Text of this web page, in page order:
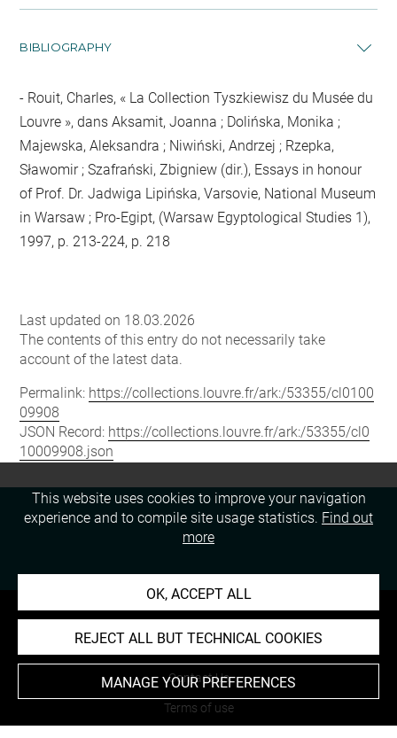
BIBLIOGRAPHY
Rouit, Charles, « La Collection Tyszkiewisz du Musée du
Louvre », dans Aksamit, Joanna ; Dolińska, Monika ;
Majewska, Aleksandra ; Niwiński, Andrzej ; Rzepka,
Sławomir ; Szafrański, Zbigniew (dir.), Essays in honour
of Prof. Dr. Jadwiga Lipińska, Varsovie, National Museum
in Warsaw ; Pro-Egipt, (Warsaw Egyptological Studies 1),
1997, p. 213-224, p. 218
Last updated on 18.03.2026
The contents of this entry do not necessarily take
account of the latest data.
Permalink: https://collections.louvre.fr/ark:/53355/cl0100
09908
JSON Record: https://collections.louvre.fr/ark:/53355/cl0
10009908.json
About
Contact Us
Terms of use
This website uses cookies to improve your navigation
experience and to compile site usage statistics. Find out
more
OK, ACCEPT ALL
REJECT ALL BUT TECHNICAL COOKIES
MANAGE YOUR PREFERENCES